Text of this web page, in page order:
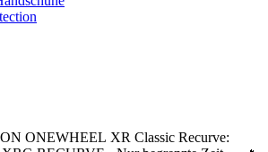
ONEWHEEL XR Classic Recurve: